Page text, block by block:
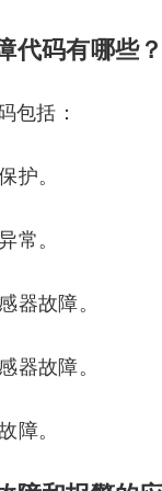
代码有哪些
包括：
护。
常。
器故障。
器故障。
障。